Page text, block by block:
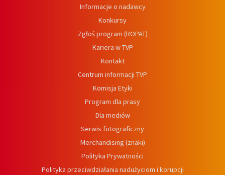
Informacje o nadawcy
Konkursy
Zgłoś program (ROPAT)
Kariera w TVP
Kontakt
Centrum informacji TVP
Komisja Etyki
Program dla prasy
Dla mediów
Serwis fotograficzny
Merchandising (znaki)
Polityka Prywatności
Polityka przeciwdziałania nadużyciom i korupcji